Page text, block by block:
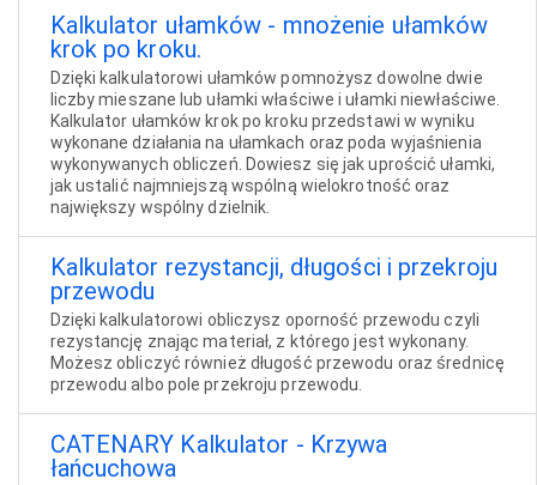
Kalkulator ułamków - mnożenie ułamków
krok po kroku.
Dzięki kalkulatorowi ułamków pomnożysz dowolne dwie
liczby mieszane lub ułamki właściwe i ułamki niewłaściwe.
Kalkulator ułamków krok po kroku przedstawi w wyniku
wykonane działania na ułamkach oraz poda wyjaśnienia
wykonywanych obliczeń. Dowiesz się jak uprościć ułamki,
jak ustalić najmniejszą wspólną wielokrotność oraz
największy wspólny dzielnik.
Kalkulator rezystancji, długości i przekroju
przewodu
Dzięki kalkulatorowi obliczysz oporność przewodu czyli
rezystancję znając materiał, z którego jest wykonany.
Możesz obliczyć również długość przewodu oraz średnicę
przewodu albo pole przekroju przewodu.
CATENARY Kalkulator - Krzywa
łańcuchowa